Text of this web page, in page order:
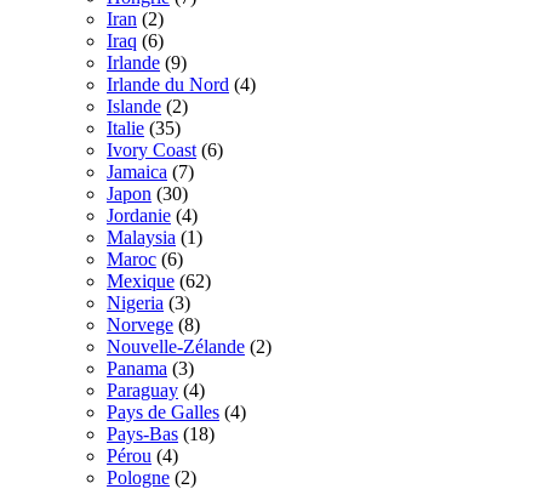
Iran (2)
Iraq (6)
Irlande (9)
Irlande du Nord (4)
Islande (2)
Italie (35)
Ivory Coast (6)
Jamaica (7)
Japon (30)
Jordanie (4)
Malaysia (1)
Maroc (6)
Mexique (62)
Nigeria (3)
Norvege (8)
Nouvelle-Zélande (2)
Panama (3)
Paraguay (4)
Pays de Galles (4)
Pays-Bas (18)
Pérou (4)
Pologne (2)